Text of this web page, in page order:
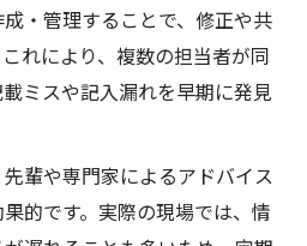
・管理することで、修正や共
れにより、複数の担当者が同
ミスや記入漏れを早期に発見
輩や専門家によるアドバイス
的です。実際の現場では、情